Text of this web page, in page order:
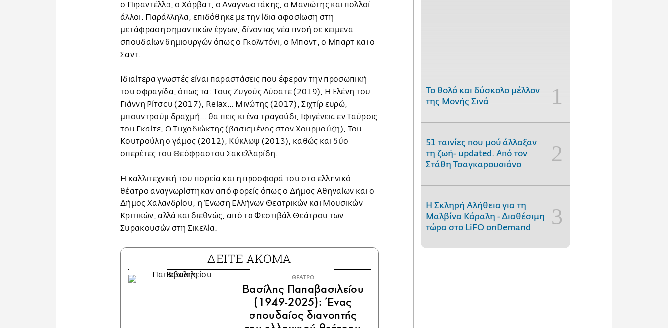
ο Πιραντέλλο, ο Χόρβατ, ο Αναγνωστάκης, ο Μανιώτης και πολλοί
άλλοι. Παράλληλα, επιδόθηκε με την ίδια αφοσίωση στη
μετάφραση σημαντικών έργων, δίνοντας νέα πνοή σε κείμενα
σπουδαίων δημιουργών όπως ο Γκολντόνι, ο Μποντ, ο Μπαρτ και ο
Σαντ.
Ιδιαίτερα γνωστές είναι παραστάσεις που έφεραν την προσωπική
του σφραγίδα, όπως τα: Τους Ζυγούς Λύσατε (2019), Η Ελένη του
Γιάννη Ρίτσου (2017), Relax… Μινώτης (2017), Σιχτίρ ευρώ,
μπουντρούμ δραχμή… θα πεις κι ένα τραγούδι, Ιφιγένεια εν Ταύροις
του Γκαίτε, Ο Τυχοδιώκτης (βασισμένος στον Χουρμούζη), Του
Κουτρούλη ο γάμος (2012), Κύκλωψ (2013), καθώς και δύο
οπερέτες του Θεόφραστου Σακελλαρίδη.
Η καλλιτεχνική του πορεία και η προσφορά του στο ελληνικό
θέατρο αναγνωρίστηκαν από φορείς όπως ο Δήμος Αθηναίων και ο
Δήμος Χαλανδρίου, η Ένωση Ελλήνων Θεατρικών και Μουσικών
Κριτικών, αλλά και διεθνώς, από το Φεστιβάλ Θεάτρου των
Συρακουσών στη Σικελία.
ΔΕΙΤΕ ΑΚΟΜΑ
ΘΕΑΤΡΟ
Βασίλης Παπαβασιλείου
(1949-2025): Ένας
σπουδαίος διανοητής
Το θολό και δύσκολο μέλλον
της Μονής Σινά
51 ταινίες που μού άλλαξαν
τη ζωή- updated. Aπό τον
Στάθη Τσαγκαρουσιάνο
Η Σκληρή Αλήθεια για τη
Μαλβίνα Κάραλη - Διαθέσιμη
τώρα στo LiFO onDemand